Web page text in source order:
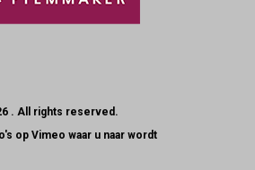
. All rights reserved.
op Vimeo waar u naar wordt